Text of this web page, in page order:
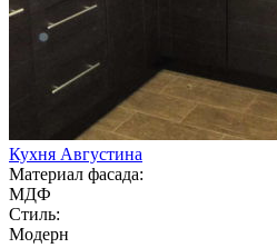
Кухня Августина
Материал фасада:
МДФ
Стиль:
Модерн